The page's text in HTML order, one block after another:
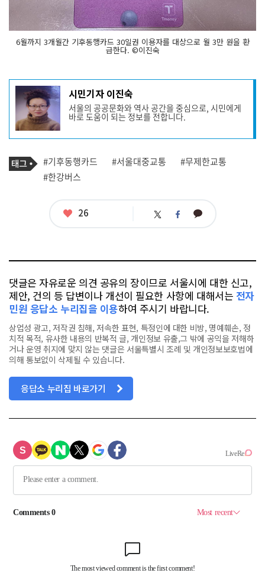
6월까지 3개월간 기후동행카드 30일권 이용자를 대상으로 월 3만 원을 환
급한다. ©이진숙
기
사
작
성
자
프
필
시민기자 이진숙
서울의 공공문화와 역사 공간을 중심으로, 시민에게
바로 도움이 되는 정보를 전합니다.
사
관
련
태
그
#기후동행카드 #서울대중교통
#무제한교통
#한강버스
좋
26 트 페 카
댓글은 자유로운 의견 공유의 장이므로 서울시에 대한 신고,
제안, 건의 등 답변이나 개선이 필요한 사항에 대해서는 전자
민원 응답소 누리집을 이용하여 주시기 바랍니다.
상업성 광고, 저작권 침해, 저속한 표현, 특정인에 대한 비방, 명예훼손, 정
치적 목적, 유사한 내용의 반복적 글, 개인정보 유출,그 밖에 공익을 저해하
거나 운영 취지에 맞지 않는 댓글은 서울특별시 조례 및 개인정보보호법에
의해 통보없이 삭제될 수 있습니다.
응답소 누리집 바로가기